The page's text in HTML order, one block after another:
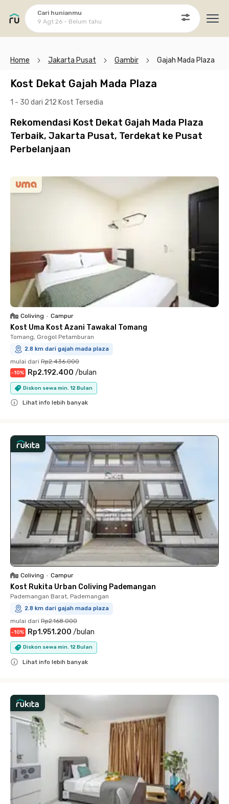
Cari hunianmu
9 Agt 26 - Belum tahu
Home Jakarta Pusat Gambir Gajah Mada Plaza
Kost Dekat Gajah Mada Plaza
1 - 30 dari 212 Kost Tersedia
Rekomendasi Kost Dekat Gajah Mada Plaza
Terbaik, Jakarta Pusat, Terdekat ke Pusat
Perbelanjaan
Coliving • Campur
Kost Uma Kost Azani Tawakal Tomang
Tomang, Grogol Petamburan
2.8 km dari gajah mada plaza
mulai dari Rp2.436.000
-10% Rp2.192.400 /bulan
Diskon sewa min. 12 Bulan
Lihat info lebih banyak
Coliving • Campur
Kost Rukita Urban Coliving Pademangan
Pademangan Barat, Pademangan
2.8 km dari gajah mada plaza
mulai dari Rp2.168.000
-10% Rp1.951.200 /bulan
Diskon sewa min. 12 Bulan
Lihat info lebih banyak